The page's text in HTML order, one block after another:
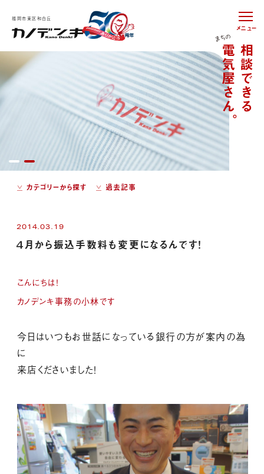
メニュー
福岡市東区和白丘
カテゴリーから探す 過去記事
2014.03.19
４月から振込手数料も変更になるんです！
こんにちは！
カノデンキ事務の小林です
今日はいつもお世話になっている銀行の方が案内の為
に
来店くださいました！